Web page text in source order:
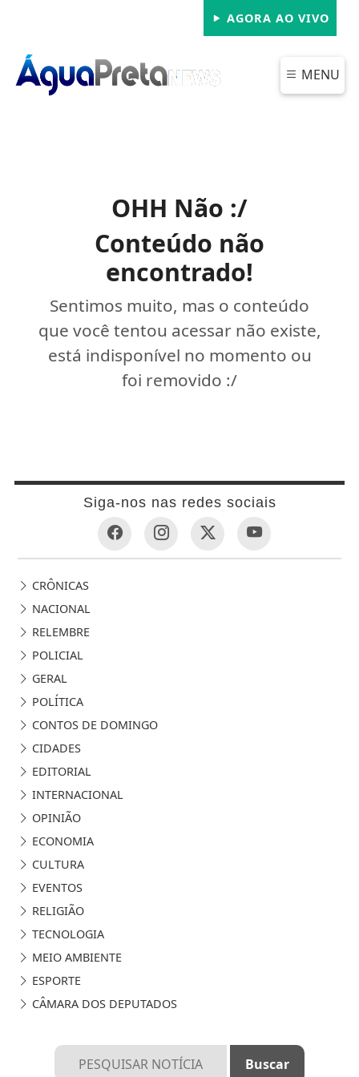
AGORA AO VIVO
MENU
OHH Não :/
Conteúdo não
encontrado!
Sentimos muito, mas o conteúdo
que você tentou acessar não existe,
está indisponível no momento ou
foi removido :/
Siga-nos nas redes sociais
CRÔNICAS
NACIONAL
RELEMBRE
POLICIAL
GERAL
POLÍTICA
CONTOS DE DOMINGO
CIDADES
EDITORIAL
INTERNACIONAL
OPINIÃO
ECONOMIA
CULTURA
EVENTOS
RELIGIÃO
TECNOLOGIA
MEIO AMBIENTE
ESPORTE
CÂMARA DOS DEPUTADOS